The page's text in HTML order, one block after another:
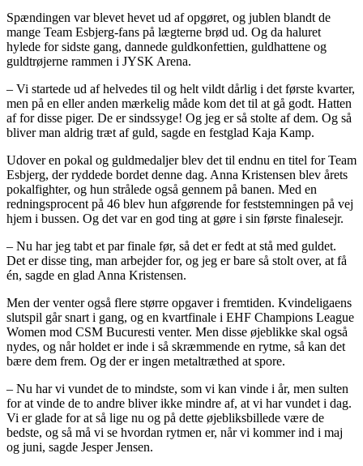
Spændingen var blevet hevet ud af opgøret, og jublen blandt de
mange Team Esbjerg-fans på lægterne brød ud. Og da haluret
hylede for sidste gang, dannede guldkonfettien, guldhattene og
guldtrøjerne rammen i JYSK Arena.
– Vi startede ud af helvedes til og helt vildt dårlig i det første kvarter,
men på en eller anden mærkelig måde kom det til at gå godt. Hatten
af for disse piger. De er sindssyge! Og jeg er så stolte af dem. Og så
bliver man aldrig træt af guld, sagde en festglad Kaja Kamp.
Udover en pokal og guldmedaljer blev det til endnu en titel for Team
Esbjerg, der ryddede bordet denne dag. Anna Kristensen blev årets
pokalfighter, og hun strålede også gennem på banen. Med en
redningsprocent på 46 blev hun afgørende for feststemningen på vej
hjem i bussen. Og det var en god ting at gøre i sin første finalesejr.
– Nu har jeg tabt et par finale før, så det er fedt at stå med guldet.
Det er disse ting, man arbejder for, og jeg er bare så stolt over, at få
én, sagde en glad Anna Kristensen.
Men der venter også flere større opgaver i fremtiden. Kvindeligaens
slutspil går snart i gang, og en kvartfinale i EHF Champions League
Women mod CSM Bucuresti venter. Men disse øjeblikke skal også
nydes, og når holdet er inde i så skræmmende en rytme, så kan det
bære dem frem. Og der er ingen metaltræthed at spore.
– Nu har vi vundet de to mindste, som vi kan vinde i år, men sulten
for at vinde de to andre bliver ikke mindre af, at vi har vundet i dag.
Vi er glade for at så lige nu og på dette øjebliksbillede være de
bedste, og så må vi se hvordan rytmen er, når vi kommer ind i maj
og juni, sagde Jesper Jensen.